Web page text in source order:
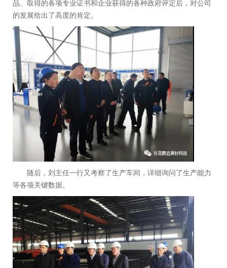
品、取得的各项专业证书和企业获得的各种政府评定后，对公司
的发展给出了高度的肯定。
随后，刘主任一行又考察了生产车间，详细询问了生产能力
等各项关键数据。